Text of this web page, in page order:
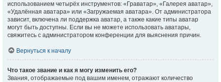
использованием четырёх инструментов: «Граватар», «Галерея аватар»,
«Удалённая аватара» или «Загружаемая аватара». От администратора
зависит, включена ли поддержка аватар, а также какие типы аватар
могут быть доступны. Если вы не можете использовать аватары,
свяжитесь с администратором конференции для выяснения причин.
Вернуться к началу
Что такое звание и как я могу изменить его?
Звания, отображаемые под вашим именем, отражают количество